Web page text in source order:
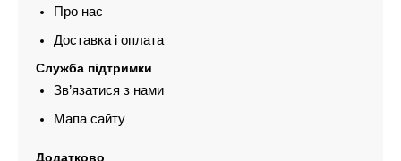
Про нас
Доставка і оплата
Служба підтримки
Зв’язатися з нами
Мапа сайту
Додатково